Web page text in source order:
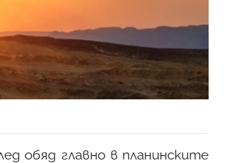
обяд главно в планинските